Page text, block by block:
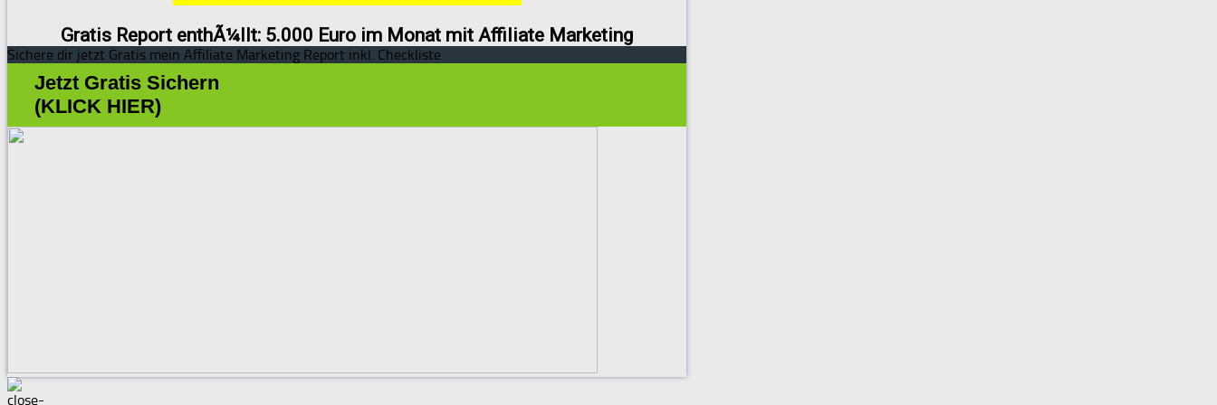
Gratis Report enthÃ¼llt: 5.000 Euro im Monat mit Affiliate Marketing
Sichere dir jetzt Gratis mein Affiliate Marketing Report inkl. Checkliste
Jetzt Gratis Sichern
(KLICK HIER)